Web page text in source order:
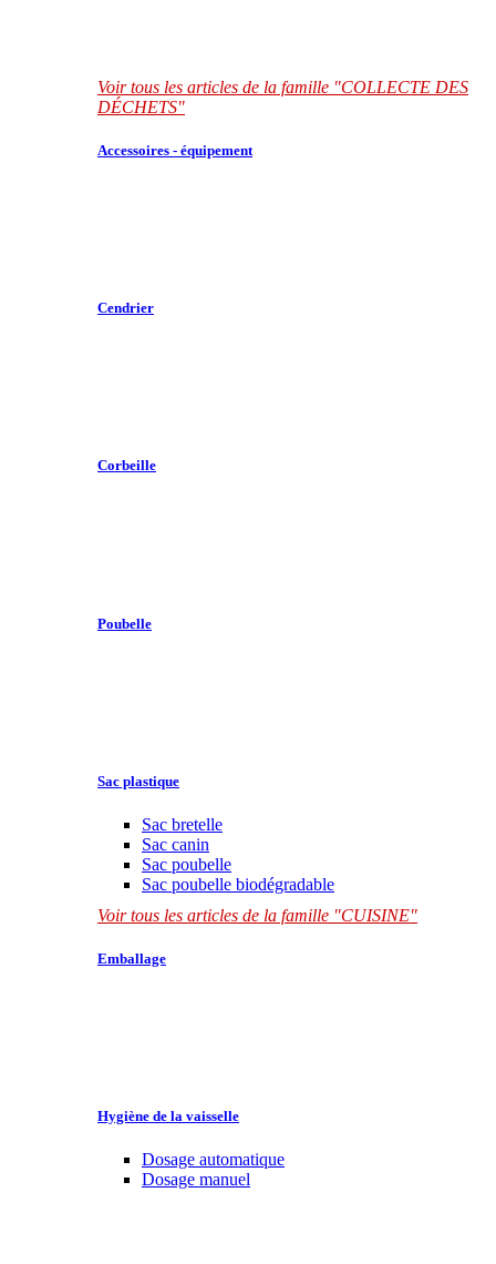
Voir tous les articles de la famille "COLLECTE DES
DÉCHETS"
Accessoires - équipement
Cendrier
Corbeille
Poubelle
Sac plastique
Sac bretelle
Sac canin
Sac poubelle
Sac poubelle biodégradable
Voir tous les articles de la famille "CUISINE"
Emballage
Hygiène de la vaisselle
Dosage automatique
Dosage manuel